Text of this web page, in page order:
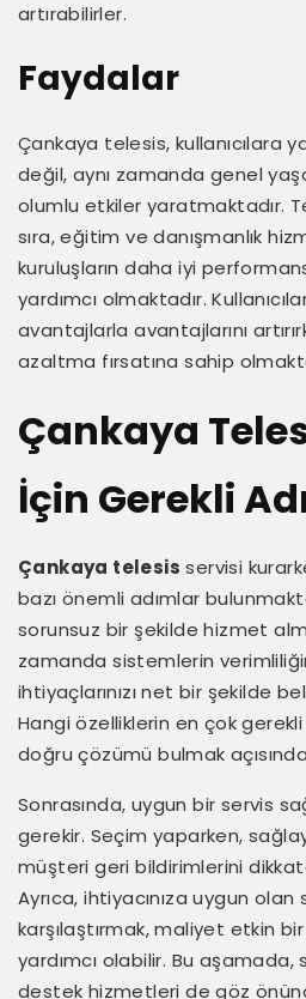
artırabilirler.
Faydalar
Çankaya telesis, kullanıcılara
değil, aynı zamanda genel
olumlu etkiler yaratmaktadır.
sıra, eğitim ve danışmanlık
kuruluşların daha iyi
yardımcı olmaktadır.
avantajlarla avantajlarını
azaltma fırsatına sahip
Çankaya
İçin Gerekli
Çankaya telesis servisi
bazı önemli adımlar
sorunsuz bir şekilde hizmet
zamanda sistemlerin
ihtiyaçlarınızı net bir şekilde
Hangi özelliklerin en çok
doğru çözümü bulmak
Sonrasında, uygun bir servis
gerekir. Seçim yaparken,
müşteri geri bildirimlerini
Ayrıca, ihtiyacınıza uygun olan
karşılaştırmak, maliyet etkin
yardımcı olabilir. Bu aşamada,
destek hizmetleri de göz